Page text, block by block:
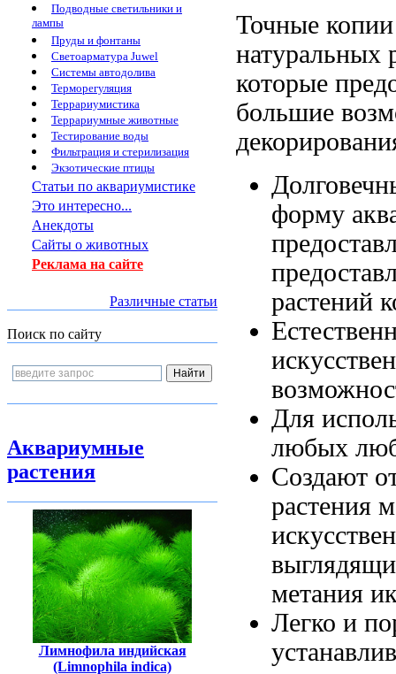
Подводные светильники и
лампы
Пруды и фонтаны
Светоарматура Juwel
Системы автодолива
Терморегуляция
Террариумистика
Террариумные животные
Тестирование воды
Фильтрация и стерилизация
Экзотические птицы
Статьи по аквариумистике
Это интересно...
Анекдоты
Сайты о животных
Реклама на сайте
Различные статьи
Поиск по сайту
Аквариумные
растения
Лимнофила индийская
(Limnophila indica)
Точные
натуральных
которые
большие
форму
растений
Для
любых
Создают
растения
метания
Легко и